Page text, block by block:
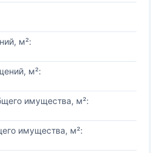
м²:
м²:
имущества, м²:
имущества, м²: